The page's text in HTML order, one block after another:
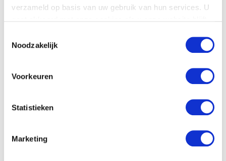
verzameld op basis van uw gebruik van hun services. U
Noodzakelijk
Voorkeuren
Statistieken
Marketing